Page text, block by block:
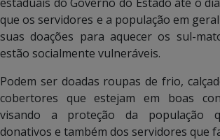
que os servidores e a população em
suas doações para aquecer os sul-
estão socialmente vulneráveis.
Podem ser doadas roupas de frio,
cobertores que estejam em boas
visando a proteção da população
donativos e também dos servidores que